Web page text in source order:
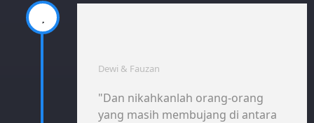
Dewi & Fauzan
"Dan nikahkanlah orang-orang
yang masih membujang di antara